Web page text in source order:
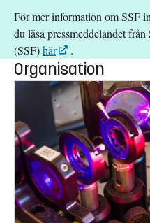
För mer information om SSF
du läsa pressmeddelandet
(SSF)här .
Organisation